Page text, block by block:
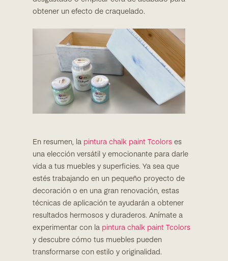
obtener un efecto de craquelado.
En resumen, la pintura chalk paint Tcolors es
una elección versátil y emocionante para darle
vida a tus muebles y superficies. Ya sea que
estés trabajando en un pequeño proyecto de
decoración o en una gran renovación, estas
técnicas de aplicación te ayudarán a obtener
resultados hermosos y duraderos. Anímate a
experimentar con la pintura chalk paint Tcolors
y descubre cómo tus muebles pueden
transformarse con estilo y originalidad.